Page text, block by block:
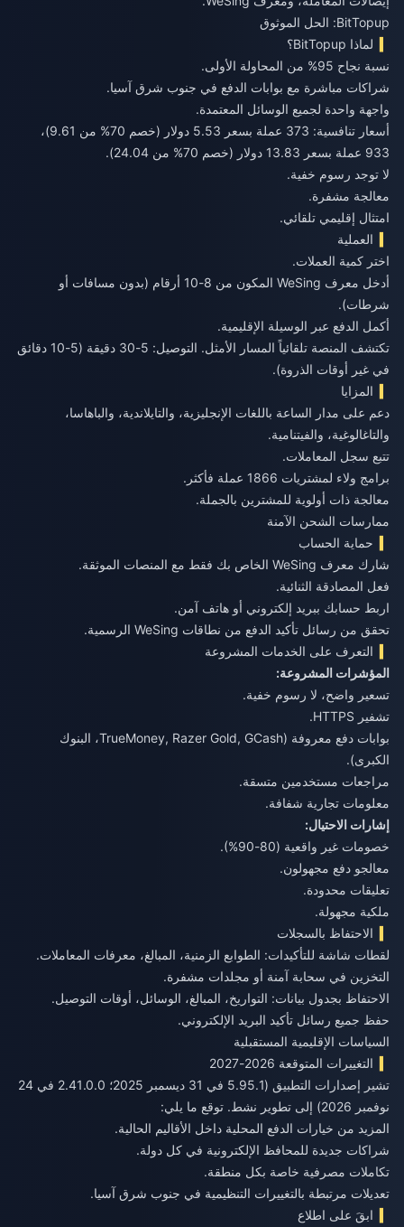
BitTopup: الحل الموثوق
لماذا BitTopup؟
نسبة نجاح 95% من المحاولة الأولى.
شراكات مباشرة مع بوابات الدفع في جنوب شرق آسيا.
واجهة واحدة لجميع الوسائل المعتمدة.
أسعار تنافسية: 373 عملة بسعر 5.53 دولار (خصم 70% من 9.61)،
933 عملة بسعر 13.83 دولار (خصم 70% من 24.04).
لا توجد رسوم خفية.
معالجة مشفرة.
امتثال إقليمي تلقائي.
العملية
اختر كمية العملات.
أدخل معرف WeSing المكون من 8-10 أرقام (بدون مسافات أو
شرطات).
أكمل الدفع عبر الوسيلة الإقليمية.
تكتشف المنصة تلقائياً المسار الأمثل. التوصيل: 5-30 دقيقة (5-10 دقائق
في غير أوقات الذروة).
المزايا
دعم على مدار الساعة باللغات الإنجليزية، والتايلاندية، والباهاسا،
والتاغالوغية، والفيتنامية.
تتبع سجل المعاملات.
برامج ولاء لمشتريات 1866 عملة فأكثر.
معالجة ذات أولوية للمشترين بالجملة.
ممارسات الشحن الآمنة
حماية الحساب
شارك معرف WeSing الخاص بك فقط مع المنصات الموثقة.
فعل المصادقة الثنائية.
اربط حسابك ببريد إلكتروني أو هاتف آمن.
تحقق من رسائل تأكيد الدفع من نطاقات WeSing الرسمية.
التعرف على الخدمات المشروعة
المؤشرات المشروعة:
تسعير واضح، لا رسوم خفية.
تشفير HTTPS.
بوابات دفع معروفة (TrueMoney, Razer Gold, GCash، البنوك
الكبرى).
مراجعات مستخدمين متسقة.
معلومات تجارية شفافة.
إشارات الاحتيال:
خصومات غير واقعية (80-90%).
معالجو دفع مجهولون.
تعليقات محدودة.
ملكية مجهولة.
الاحتفاظ بالسجلات
لقطات شاشة للتأكيدات: الطوابع الزمنية، المبالغ، معرفات المعاملات.
التخزين في سحابة آمنة أو مجلدات مشفرة.
الاحتفاظ بجدول بيانات: التواريخ، المبالغ، الوسائل، أوقات التوصيل.
حفظ جميع رسائل تأكيد البريد الإلكتروني.
السياسات الإقليمية المستقبلية
التغييرات المتوقعة 2026-2027
تشير إصدارات التطبيق (5.95.1 في 31 ديسمبر 2025؛ 2.41.0.0 في 24
نوفمبر 2026) إلى تطوير نشط. توقع ما يلي:
المزيد من خيارات الدفع المحلية داخل الأقاليم الحالية.
شراكات جديدة للمحافظ الإلكترونية في كل دولة.
تكاملات مصرفية خاصة بكل منطقة.
تعديلات مرتبطة بالتغييرات التنظيمية في جنوب شرق آسيا.
ابقَ على اطلاع